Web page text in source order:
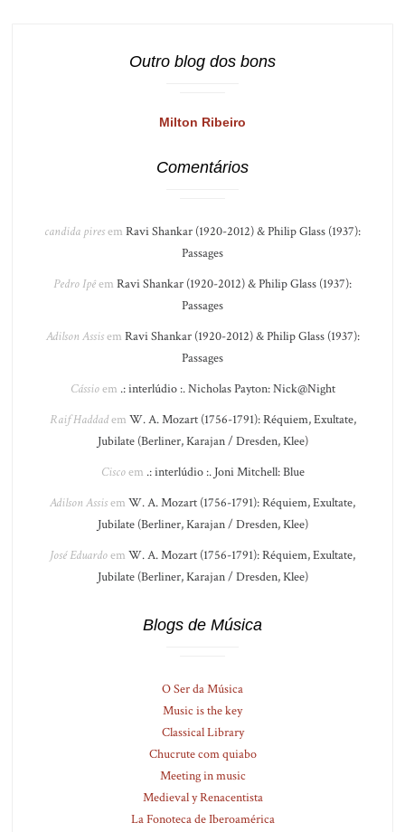
Outro blog dos bons
Milton Ribeiro
Comentários
candida piresem Ravi Shankar (1920-2012) & Philip Glass (1937):
Passages
Pedro Ipêem Ravi Shankar (1920-2012) & Philip Glass (1937):
Passages
Adilson Assisem Ravi Shankar (1920-2012) & Philip Glass (1937):
Passages
Cássioem .: interlúdio :. Nicholas Payton: Nick@Night
Raif Haddadem W. A. Mozart (1756-1791): Réquiem, Exultate,
Jubilate (Berliner, Karajan / Dresden, Klee)
Ciscoem .: interlúdio :. Joni Mitchell: Blue
Adilson Assisem W. A. Mozart (1756-1791): Réquiem, Exultate,
Jubilate (Berliner, Karajan / Dresden, Klee)
José Eduardoem W. A. Mozart (1756-1791): Réquiem, Exultate,
Jubilate (Berliner, Karajan / Dresden, Klee)
Blogs de Música
O Ser da Música
Music is the key
Classical Library
Chucrute com quiabo
Meeting in music
Medieval y Renacentista
La Fonoteca de Iberoamérica